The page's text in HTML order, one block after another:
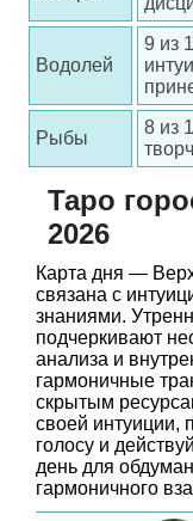
Водолей
9 из
Рыбы
8 из
Таро
2026
Карта дня —
связана с
знаниями.
подчеркивают
анализа и
гармоничные
скрытым
своей интуиции,
голосу и
день для
гармоничного